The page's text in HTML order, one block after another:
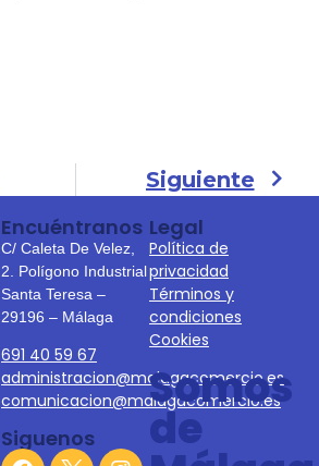
Siguiente
Encuéntranos
C/ Caleta De Velez,
2. Polígono Industrial
Santa Teresa –
29196 – Málaga
691 40 59 67
administracion@malagacomercio.es
comunicacion@malagacomercio.es
Siguenos
Legal
Política de
privacidad
Términos y
condiciones
Cookies
Somos
de